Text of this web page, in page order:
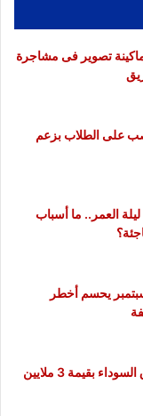
تصوير فى مشاجرة
على الطلاب بزعم
العمر.. ما أسباب
وهتك العرض.. 5 سبتمبر يحسم أخطر
ضبط عملات أجنبية بالسوق السوداء بقيمة 3 ملايين